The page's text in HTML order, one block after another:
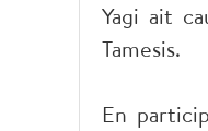
Yagi ait
Tamesis.
En